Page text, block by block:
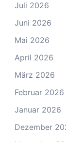
Juli 2026
Juni 2026
Mai 2026
April 2026
März 2026
Februar 2026
Januar 2026
Dezember